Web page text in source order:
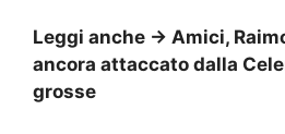
Leggi anche -> Amici,
ancora attaccato dalla
grosse